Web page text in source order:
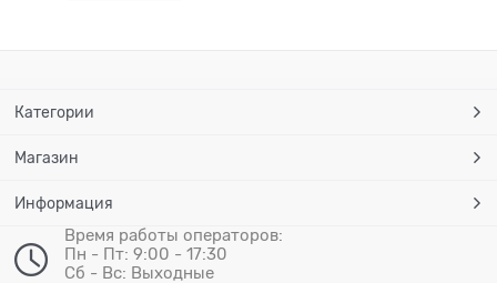
Категории
Магазин
Информация
Время работы операторов:
Пн - Пт: 9:00 - 17:30
Сб - Вс: Выходные